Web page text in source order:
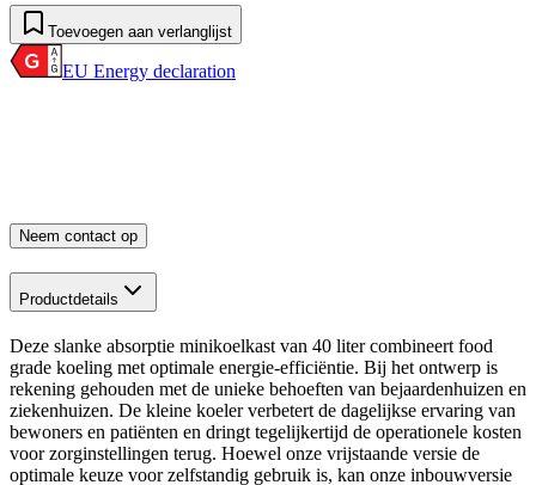
Toevoegen aan verlanglijst
EU Energy declaration
Neem contact op
Productdetails
Deze slanke absorptie minikoelkast van 40 liter combineert food
grade koeling met optimale energie-efficiëntie. Bij het ontwerp is
rekening gehouden met de unieke behoeften van bejaardenhuizen en
ziekenhuizen. De kleine koeler verbetert de dagelijkse ervaring van
bewoners en patiënten en dringt tegelijkertijd de operationele kosten
voor zorginstellingen terug. Hoewel onze vrijstaande versie de
optimale keuze voor zelfstandig gebruik is, kan onze inbouwversie